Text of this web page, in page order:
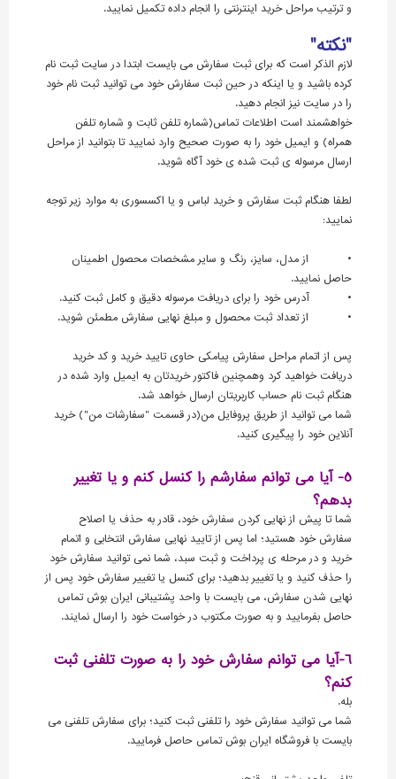
و ترتیب مراحل خرید اینترنتی را انجام داده تکمیل نمایید.
"نکته"
لازم الذکر است که برای ثبت سفارش می بایست ابتدا در سایت ثبت نام
کرده باشید و یا اینکه در حین ثبت سفارش خود می توانید ثبت نام خود
را در سایت نیز انجام دهید.
خواهشمند است اطلاعات تماس(شماره تلفن ثابت و شماره تلفن
همراه) و ایمیل خود را به صورت صحیح وارد نمایید تا بتوانید از مراحل
ارسال مرسوله ی ثبت شده ی خود آگاه شوید.
لطفا هنگام ثبت سفارش و خرید لباس و یا اکسسوری به موارد زیر توجه
نمایید:
• از مدل، سایز، رنگ و سایر مشخصات محصول اطمینان
حاصل نمایید.
• آدرس خود را برای دریافت مرسوله دقیق و کامل ثبت کنید.
• از تعداد ثبت محصول و مبلغ نهایی سفارش مطمئن شوید.
پس از اتمام مراحل سفارش پیامکی حاوی تایید خرید و کد خرید
دریافت خواهید کرد وهمچنین فاکتور خریدتان به ایمیل وارد شده در
هنگام ثبت نام حساب کاربریتان ارسال خواهد شد.
شما می توانید از طریق پروفایل من(در قسمت "سفارشات من") خرید
آنلاین خود را پیگیری کنید.
5- آیا می توانم سفارشم را کنسل کنم و یا تغییر
بدهم؟
شما تا پیش از نهایی کردن سفارش خود، قادر به حذف یا اصلاح
سفارش خود هستید؛ اما پس از تایید نهایی سفارش انتخابی و اتمام
خرید و در مرحله ی پرداخت و ثبت سبد، شما نمی توانید سفارش خود
را حذف کنید و یا تغییر بدهید؛ برای کنسل یا تغییر سفارش خود پس از
نهایی شدن سفارش، می بایست با واحد پشتیبانی ایران بوش تماس
حاصل بفرمایید و به صورت مکتوب در خواست خود را ارسال نمایند.
6-آیا می توانم سفارش خود را به صورت تلفنی ثبت
کنم؟
بله.
شما می توانید سفارش خود را تلفنی ثبت کنید؛ برای سفارش تلفنی می
بایست با فروشگاه ایران بوش تماس حاصل فرمایید.